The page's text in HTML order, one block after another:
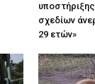
σχεδίων
29 ετών»